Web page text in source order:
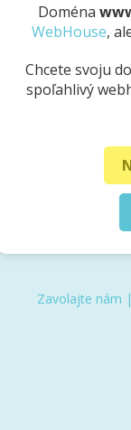
Doména
WebHouse,
Chcete svoju
spoľahlivý
Zavolajte nám |